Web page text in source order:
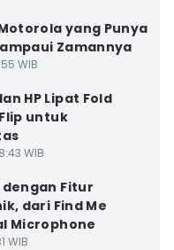
yang Punya
Zamannya
WIB
HP Lipat Fold
untuk
WIB
dengan Fitur
dari Find Me
Microphone
WIB